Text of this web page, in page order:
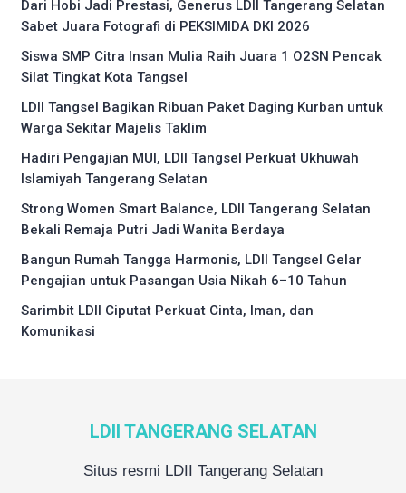
dilaksanakan sejak selesai salat
Maghrib hingga pukul […]
Dari Hobi Jadi Prestasi, Generus LDII Tangerang Selatan
Sabet Juara Fotografi di PEKSIMIDA DKI 2026
Siswa SMP Citra Insan Mulia Raih Juara 1 O2SN Pencak
Silat Tingkat Kota Tangsel
LDII Tangsel Bagikan Ribuan Paket Daging Kurban untuk
Warga Sekitar Majelis Taklim
Hadiri Pengajian MUI, LDII Tangsel Perkuat Ukhuwah
Islamiyah Tangerang Selatan
Strong Women Smart Balance, LDII Tangerang Selatan
Bekali Remaja Putri Jadi Wanita Berdaya
Bangun Rumah Tangga Harmonis, LDII Tangsel Gelar
Pengajian untuk Pasangan Usia Nikah 6–10 Tahun
Sarimbit LDII Ciputat Perkuat Cinta, Iman, dan
Komunikasi
LDII TANGERANG SELATAN
Situs resmi LDII Tangerang Selatan